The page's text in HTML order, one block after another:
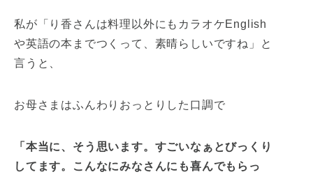
私が「り香さんは料理以外にもカラオケEnglish
や英語の本までつくって、素晴らしいですね」と
言うと、
お母さまはふんわりおっとりした口調で
「本当に、そう思います。すごいなぁとびっくり
してます。こんなにみなさんにも喜んでもらっ